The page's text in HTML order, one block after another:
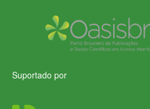
Suportado por